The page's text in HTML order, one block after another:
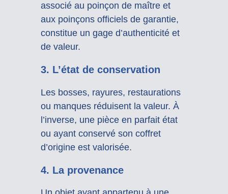
associé au poinçon de maître et
aux poinçons officiels de garantie,
constitue un gage d’authenticité et
de valeur.
3. L’état de conservation
Les bosses, rayures, restaurations
ou manques réduisent la valeur. À
l’inverse, une pièce en parfait état
ou ayant conservé son coffret
d’origine est valorisée.
4. La provenance